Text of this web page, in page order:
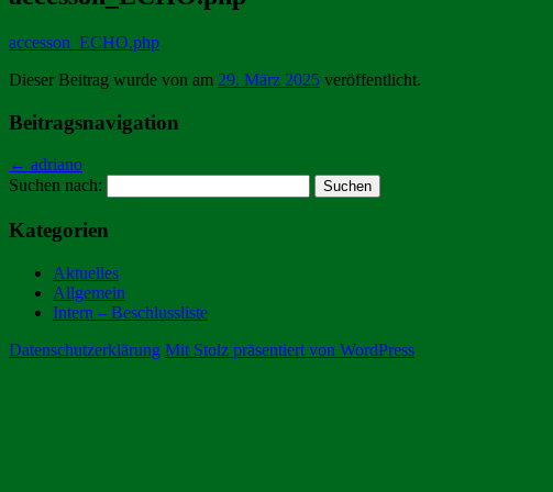
accesson_ECHO.php
Dieser Beitrag wurde von am 29. März 2025 veröffentlicht.
Beitragsnavigation
← adriano
Suchen nach:
Kategorien
Aktuelles
Allgemein
Intern – Beschlussliste
Datenschutzerklärung Mit Stolz präsentiert von WordPress